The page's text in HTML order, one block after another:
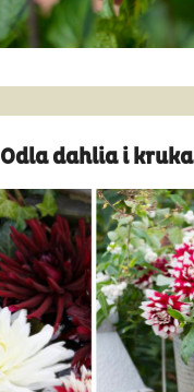
Odla dahlia i kruka